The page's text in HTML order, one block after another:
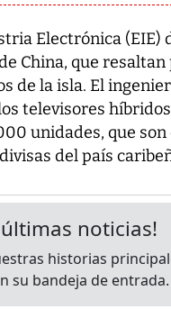
Electrónica (EIE)
China, que
de la isla. El
televisores
unidades, que
del país